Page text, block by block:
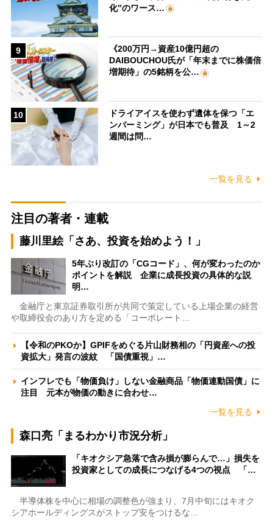
化”のワース…
9
《200万円→資産10億円超の
DAIBOUCHOU氏が「年末までに株価倍
増期待」の5銘柄を公…
10
ドライアイスを使わず遺体を保つ「エ
ンバーミング」が日本でも普及 1～2
週間は問…
一覧を見る
注目の著者・連載
藤川里絵「さあ、投資を始めよう！」
5年ぶり改訂の「CGコード」、何が変わったのか
ポイントを解説 企業に成長投資の具体的な説
明…
金融庁と東京証券取引所が共同で策定している上場企業の経営
や取締役会のあり方を定める「コーポレート…
【令和のPKOか】GPIFをめぐる片山財務相の「円資産への投
資拡大」発言の波紋 「国債重視」…
インフレでも「物価負け」しない金融商品「物価連動国債」に
注目 元本が物価の動きに合わせ…
一覧を見る
森口亮「まるわかり市況分析」
「キオクシア急落で含み損が膨らんで…」損失を
投資家としての成長につなげる4つの視点 「…
半導体株を中心に相場の調整色が強まり、7月中旬にはキオク
シアホールディングスがストップ安をつけるな…